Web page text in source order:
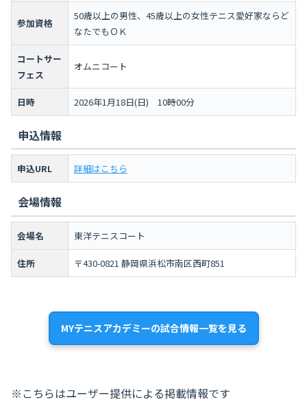
参加資格
50歳以上の男性、45歳以上の女性テニス愛好家ならど
なたでもＯＫ
コートサー
フェス
オムニコート
日時 2026年1月18日(日) 10時00分
申込情報
申込URL 詳細はこちら
会場情報
会場名 東洋テニスコート
住所 〒430-0821 静岡県浜松市南区西町851
MYテニスアカデミーの試合情報一覧を見る
※こちらはユーザー提供による掲載情報です